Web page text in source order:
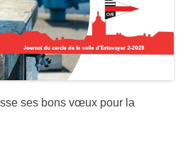
ses bons vœux pour la